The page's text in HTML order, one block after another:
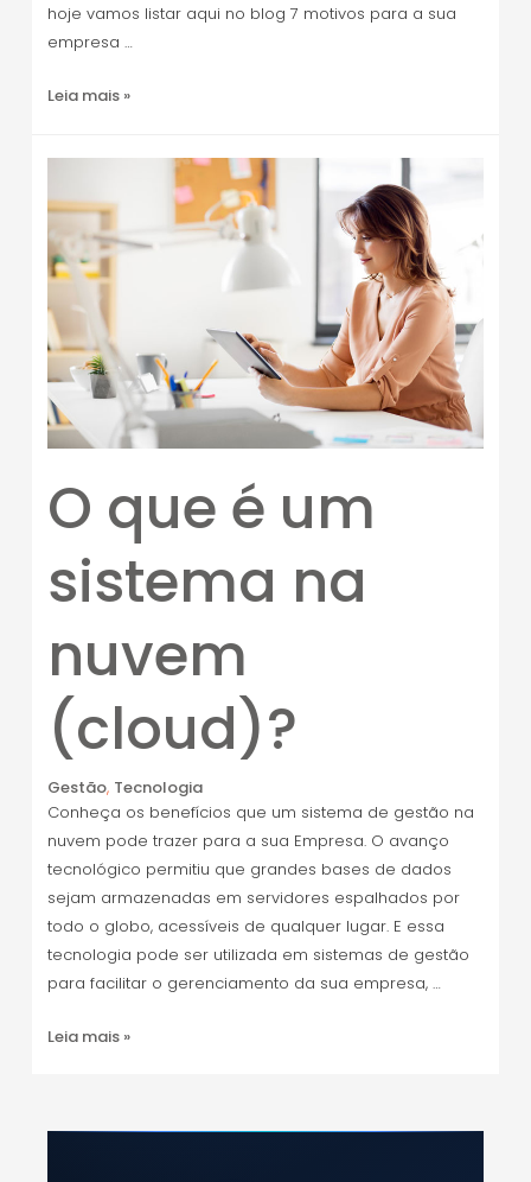
hoje vamos listar aqui no blog 7 motivos para a sua
empresa …
Leia mais »
O que é um
sistema na
nuvem
(cloud)?
Gestão, Tecnologia
Conheça os benefícios que um sistema de gestão na
nuvem pode trazer para a sua Empresa. O avanço
tecnológico permitiu que grandes bases de dados
sejam armazenadas em servidores espalhados por
todo o globo, acessíveis de qualquer lugar. E essa
tecnologia pode ser utilizada em sistemas de gestão
para facilitar o gerenciamento da sua empresa, …
Leia mais »